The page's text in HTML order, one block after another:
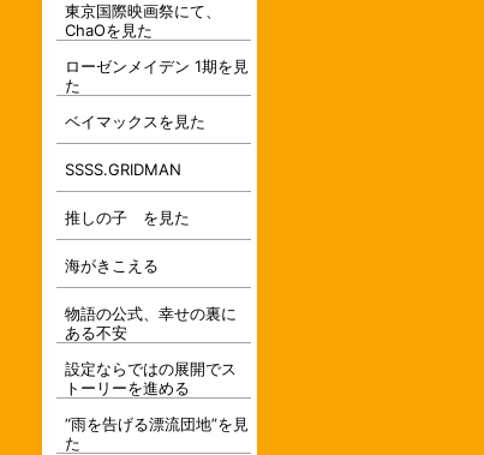
東京国際映画祭にて、
ChaOを見た
ローゼンメイデン 1期を見
た
ベイマックスを見た
SSSS.GRIDMAN
推しの子 を見た
海がきこえる
物語の公式、幸せの裏に
ある不安
設定ならではの展開でス
トーリーを進める
“雨を告げる漂流団地”を見
た